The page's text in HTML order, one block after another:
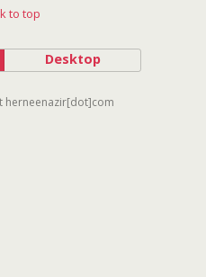
to top
Desktop
herneenazir[dot]com